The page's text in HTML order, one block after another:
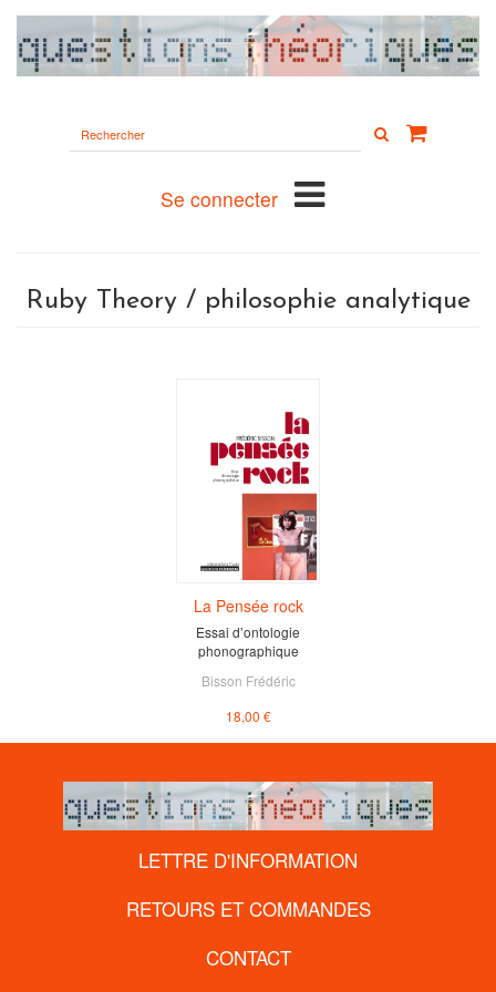
le
Se connecter
Ruby Theory / philosophie analytique
La Pensée rock
Essai d’ontologie
phonographique
Bisson Frédéric
18,00 €
LETTRE D'INFORMATION
RETOURS ET COMMANDES
CONTACT